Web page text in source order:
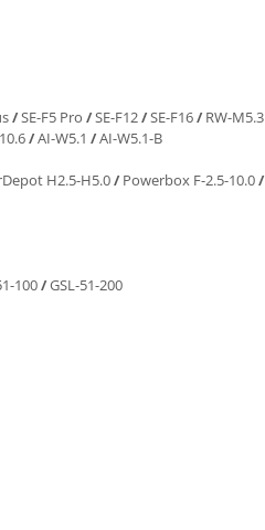
/SE-F5 Pro /SE-F12/SE-F16/ RW-M5.3
/AI-W5.1 /AI-W5.1-B
H2.5-H5.0/ Powerbox F-2.5-10.0/
100/GSL-51-200